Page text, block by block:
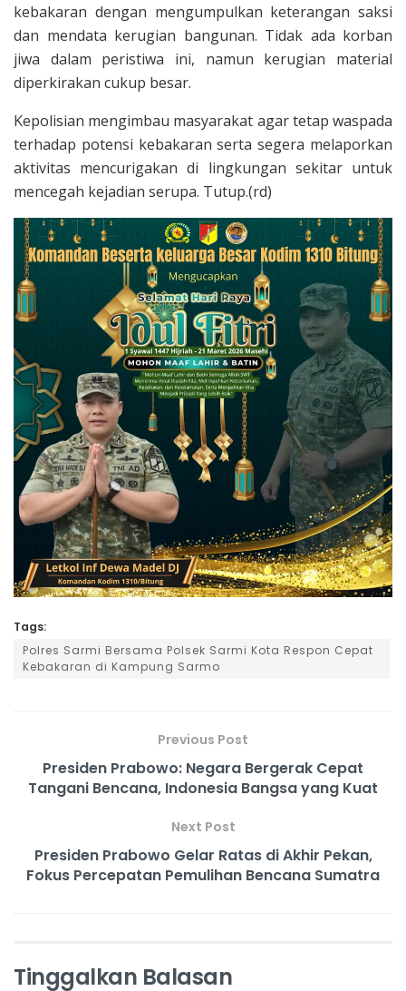
kebakaran dengan mengumpulkan keterangan saksi
dan mendata kerugian bangunan. Tidak ada korban
jiwa dalam peristiwa ini, namun kerugian material
diperkirakan cukup besar.
Kepolisian mengimbau masyarakat agar tetap waspada
terhadap potensi kebakaran serta segera melaporkan
aktivitas mencurigakan di lingkungan sekitar untuk
mencegah kejadian serupa. Tutup.(rd)
Tags:
Polres Sarmi Bersama Polsek Sarmi Kota Respon Cepat
Kebakaran di Kampung Sarmo
Previous Post
Presiden Prabowo: Negara Bergerak Cepat
Tangani Bencana, Indonesia Bangsa yang Kuat
Next Post
Presiden Prabowo Gelar Ratas di Akhir Pekan,
Fokus Percepatan Pemulihan Bencana Sumatra
Tinggalkan Balasan